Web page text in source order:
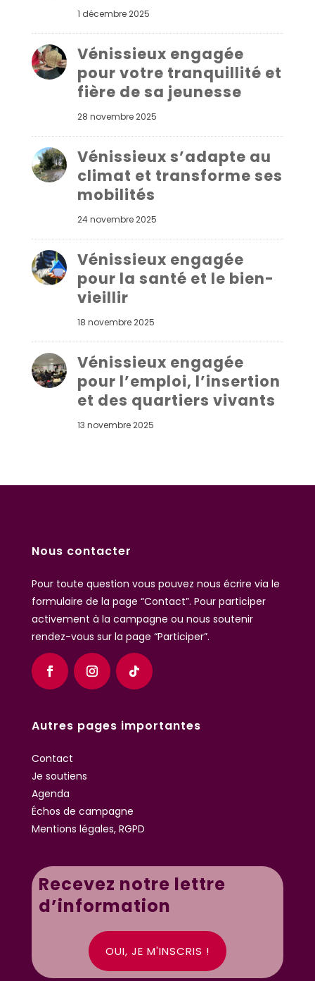
1 décembre 2025
Vénissieux engagée
pour votre tranquillité et
fière de sa jeunesse
28 novembre 2025
Vénissieux s’adapte au
climat et transforme ses
mobilités
24 novembre 2025
Vénissieux engagée
pour la santé et le bien-
vieillir
18 novembre 2025
Vénissieux engagée
pour l’emploi, l’insertion
et des quartiers vivants
13 novembre 2025
Nous contacter
Pour toute question vous pouvez nous écrire via le
formulaire de la page “Contact”. Pour participer
activement à la campagne ou nous soutenir
rendez-vous sur la page “Participer”.
Autres pages importantes
Contact
Je soutiens
Agenda
Échos de campagne
Mentions légales, RGPD
Recevez notre lettre
d’information
OUI, JE M'INSCRIS !